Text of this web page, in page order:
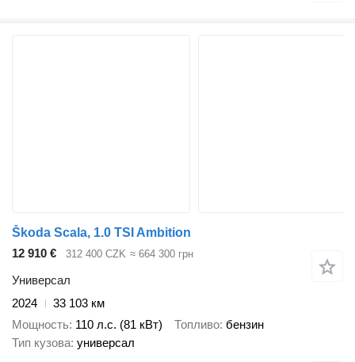
Škoda Scala, 1.0 TSI Ambition
12 910 €
312 400 CZK ≈ 664 300 грн
Универсал
2024
33 103 км
Мощность 110 л.с. (81 кВт) Топливо бензин
Тип кузова универсал